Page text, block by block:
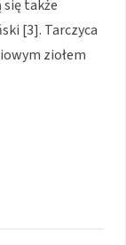
także
[3]. Tarczyca
ziołem